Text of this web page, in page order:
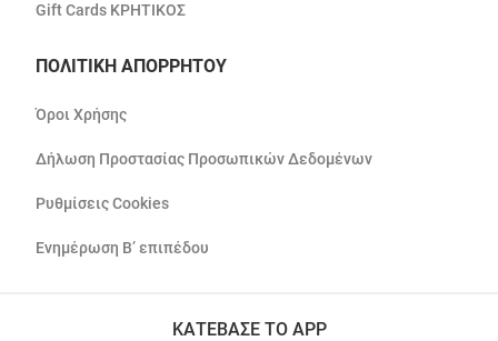
Gift Cards ΚΡΗΤΙΚΟΣ
ΠΟΛΙΤΙΚΗ ΑΠΟΡΡΗΤΟΥ
Όροι Χρήσης
Δήλωση Προστασίας Προσωπικών Δεδομένων
Ρυθμίσεις Cookies
Ενημέρωση Β’ επιπέδου
ΚΑΤΕΒΑΣΕ ΤΟ APP